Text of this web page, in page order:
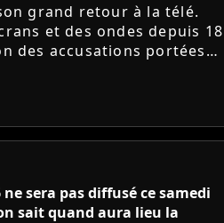
grand retour à la télé.
et des ondes depuis 18
des accusations portées
a choisi une
ne sera pas diffusé ce samedi
sait quand aura lieu la